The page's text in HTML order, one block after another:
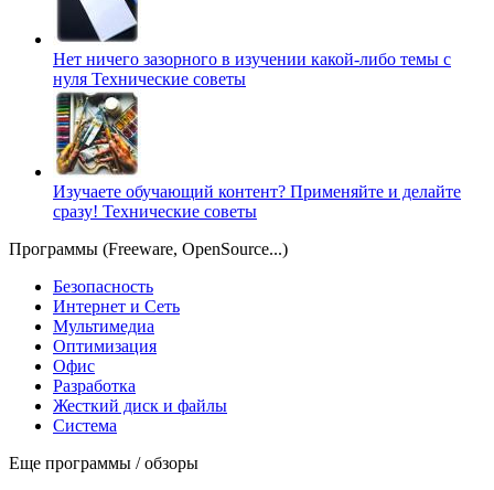
Нет ничего зазорного в изучении какой-либо темы с
нуля Технические советы
Изучаете обучающий контент? Применяйте и делайте
сразу! Технические советы
Программы (Freeware, OpenSource...)
Безопасность
Интернет и Сеть
Мультимедиа
Оптимизация
Офис
Разработка
Жесткий диск и файлы
Система
Еще программы / обзоры